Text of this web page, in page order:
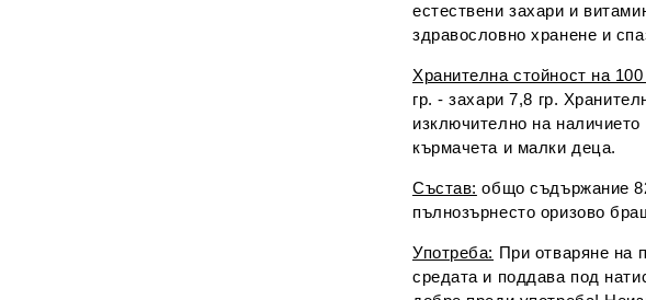
естествени захари и
здравословно хранене и
Хранителна стойност на 100
гр. - захари 7,8 гр.
изключително на
кърмачета и малки деца.
Състав: общо съдържание
пълнозърнесто оризово
Употреба: При отваряне на
средата и поддава под